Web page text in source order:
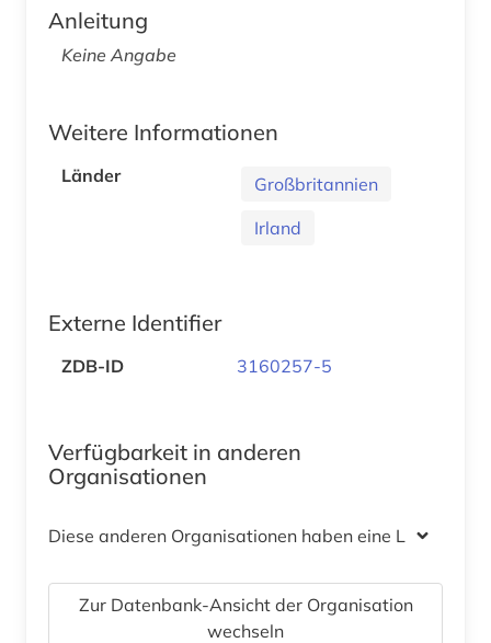
Anleitung
Keine Angabe
Weitere Informationen
Länder
Großbritannien
Irland
Externe Identifier
ZDB-ID 3160257-5
Verfügbarkeit in anderen
Organisationen
Diese anderen Organisationen haben eine Lizenz
Zur Datenbank-Ansicht der Organisation
wechseln